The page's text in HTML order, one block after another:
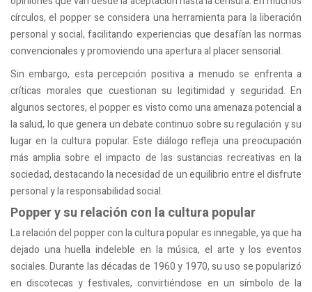
círculos, el popper se considera una herramienta para la liberación
personal y social, facilitando experiencias que desafían las normas
convencionales y promoviendo una apertura al placer sensorial.
Sin embargo, esta percepción positiva a menudo se enfrenta a
críticas morales que cuestionan su legitimidad y seguridad. En
algunos sectores, el popper es visto como una amenaza potencial a
la salud, lo que genera un debate continuo sobre su regulación y su
lugar en la cultura popular. Este diálogo refleja una preocupación
más amplia sobre el impacto de las sustancias recreativas en la
sociedad, destacando la necesidad de un equilibrio entre el disfrute
personal y la responsabilidad social.
Popper y su relación con la cultura popular
La relación del popper con la cultura popular es innegable, ya que ha
dejado una huella indeleble en la música, el arte y los eventos
sociales. Durante las décadas de 1960 y 1970, su uso se popularizó
en discotecas y festivales, convirtiéndose en un símbolo de la